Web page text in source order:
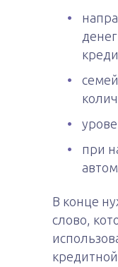
при
В конце
слово,